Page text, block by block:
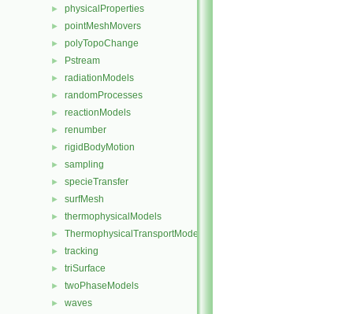
► physicalProperties
► pointMeshMovers
► polyTopoChange
► Pstream
► radiationModels
► randomProcesses
► reactionModels
► renumber
► rigidBodyMotion
► sampling
► specieTransfer
► surfMesh
► thermophysicalModels
► ThermophysicalTransportModels
► tracking
► triSurface
► twoPhaseModels
► waves